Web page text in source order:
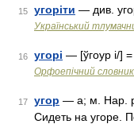
15 угоріти — див.
Український
16 угорі — [ўгоур і/] =
Орфоепічний словник
17 угор — а; м. Нар.
Сидеть на угоре.